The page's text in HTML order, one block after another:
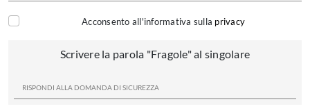
Acconsento all'informativa sulla privacy
Scrivere la parola "Fragole" al singolare